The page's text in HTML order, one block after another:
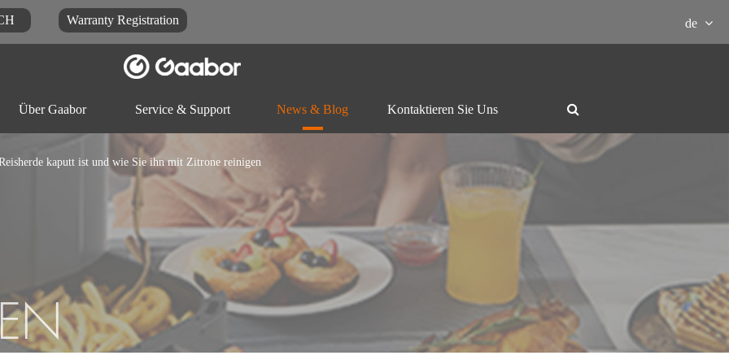
Warranty Registration
Elektrischer Topf Küchenmaschine
Über Gaabor Service & Support
Dokument herunter laden
News & Blog Kontaktieren Sie Uns
de
kaputt ist und wie Sie ihn mit Zitrone reinigen